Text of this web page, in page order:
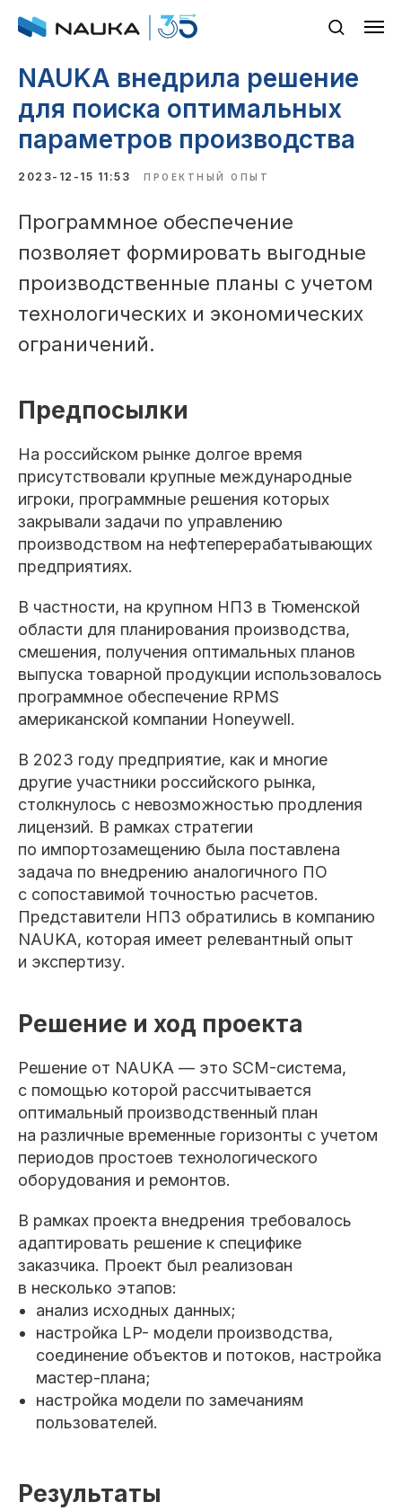
NAUKA внедрила решение
для поиска оптимальных
параметров производства
2023-12-15 11:53 ПРОЕКТНЫЙ ОПЫТ
Программное обеспечение
позволяет формировать выгодные
производственные планы с учетом
технологических и экономических
ограничений.
Предпосылки
На российском рынке долгое время
присутствовали крупные международные
игроки, программные решения которых
закрывали задачи по управлению
производством на нефтеперерабатывающих
предприятиях.
В частности, на крупном НПЗ в Тюменской
области для планирования производства,
смешения, получения оптимальных планов
выпуска товарной продукции использовалось
программное обеспечение RPMS
американской компании Honeywell.
В 2023 году предприятие, как и многие
другие участники российского рынка,
столкнулось с невозможностью продления
лицензий. В рамках стратегии
по импортозамещению была поставлена
задача по внедрению аналогичного ПО
с сопоставимой точностью расчетов.
Представители НПЗ обратились в компанию
NAUKA, которая имеет релевантный опыт
и экспертизу.
Решение и ход проекта
Решение от NAUKA — это SCM-система,
с помощью которой рассчитывается
оптимальный производственный план
на различные временные горизонты с учетом
периодов простоев технологического
оборудования и ремонтов.
В рамках проекта внедрения требовалось
адаптировать решение к специфике
заказчика. Проект был реализован
в несколько этапов:
анализ исходных данных;
настройка LP- модели производства,
соединение объектов и потоков, настройка
мастер-плана;
настройка модели по замечаниям
пользователей.
Результаты